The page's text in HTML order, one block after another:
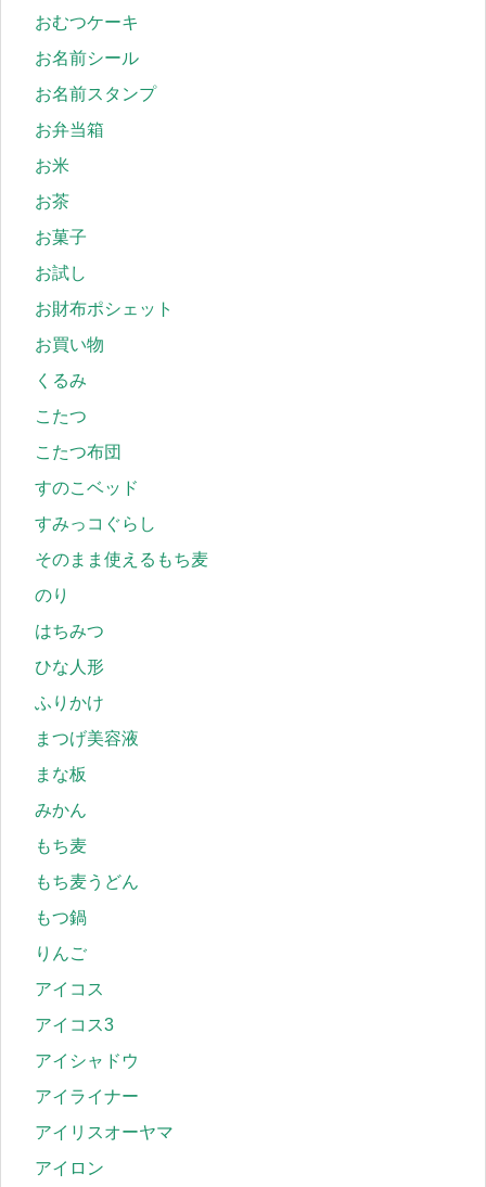
おむつケーキ
お名前シール
お名前スタンプ
お弁当箱
お米
お茶
お菓子
お試し
お財布ポシェット
お買い物
くるみ
こたつ
こたつ布団
すのこベッド
すみっコぐらし
そのまま使えるもち麦
のり
はちみつ
ひな人形
ふりかけ
まつげ美容液
まな板
みかん
もち麦
もち麦うどん
もつ鍋
りんご
アイコス
アイコス3
アイシャドウ
アイライナー
アイリスオーヤマ
アイロン